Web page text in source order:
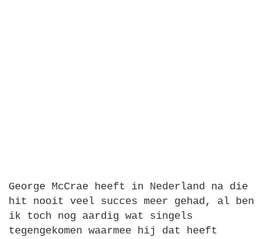
George McCrae heeft in Nederland na die
hit nooit veel succes meer gehad, al ben
ik toch nog aardig wat singels
tegengekomen waarmee hij dat heeft